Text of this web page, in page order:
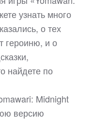
узнать много
о тех
героиню, и о
найдете по
Midnight
версию